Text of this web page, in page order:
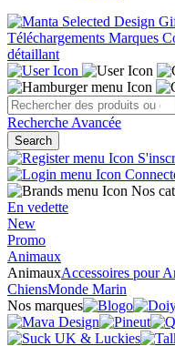
Téléchargements Marques
détaillant
Recherche Avancée
Search
Nos
En vedette
New
Promo
Animaux
AnimauxAccessoires pour
ChiensMonde Marin
Nos marques